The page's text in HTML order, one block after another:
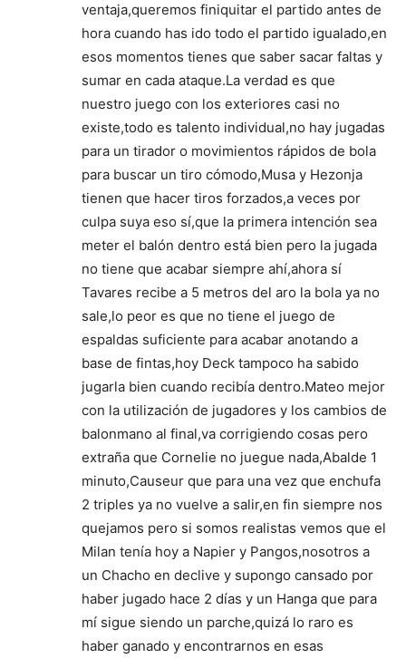
ventaja,queremos finiquitar el partido antes de
hora cuando has ido todo el partido igualado,en
esos momentos tienes que saber sacar faltas y
sumar en cada ataque.La verdad es que
nuestro juego con los exteriores casi no
existe,todo es talento individual,no hay jugadas
para un tirador o movimientos rápidos de bola
para buscar un tiro cómodo,Musa y Hezonja
tienen que hacer tiros forzados,a veces por
culpa suya eso sí,que la primera intención sea
meter el balón dentro está bien pero la jugada
no tiene que acabar siempre ahí,ahora sí
Tavares recibe a 5 metros del aro la bola ya no
sale,lo peor es que no tiene el juego de
espaldas suficiente para acabar anotando a
base de fintas,hoy Deck tampoco ha sabido
jugarla bien cuando recibía dentro.Mateo mejor
con la utilización de jugadores y los cambios de
balonmano al final,va corrigiendo cosas pero
extraña que Cornelie no juegue nada,Abalde 1
minuto,Causeur que para una vez que enchufa
2 triples ya no vuelve a salir,en fin siempre nos
quejamos pero si somos realistas vemos que el
Milan tenía hoy a Napier y Pangos,nosotros a
un Chacho en declive y supongo cansado por
haber jugado hace 2 días y un Hanga que para
mí sigue siendo un parche,quizá lo raro es
haber ganado y encontrarnos en esas